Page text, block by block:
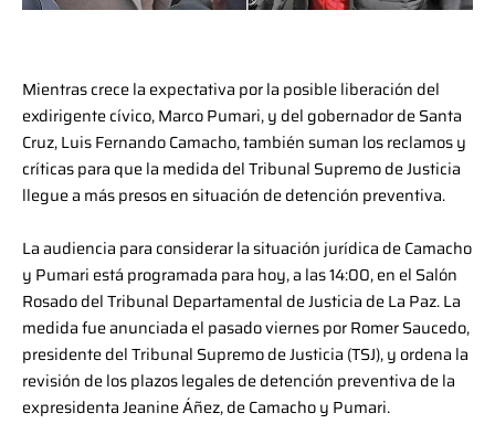
Mientras crece la expectativa por la posible liberación del
exdirigente cívico, Marco Pumari, y del gobernador de Santa
Cruz, Luis Fernando Camacho, también suman los reclamos y
críticas para que la medida del Tribunal Supremo de Justicia
llegue a más presos en situación de detención preventiva.
La audiencia para considerar la situación jurídica de Camacho
y Pumari está programada para hoy, a las 14:00, en el Salón
Rosado del Tribunal Departamental de Justicia de La Paz. La
medida fue anunciada el pasado viernes por Romer Saucedo,
presidente del Tribunal Supremo de Justicia (TSJ), y ordena la
revisión de los plazos legales de detención preventiva de la
expresidenta Jeanine Áñez, de Camacho y Pumari.